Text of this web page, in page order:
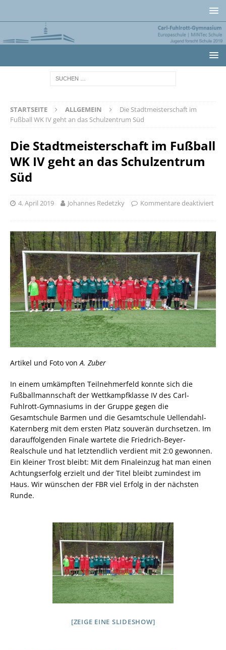
STARTSEITE ALLGEMEIN
Die Stadtmeisterschaft im
Fußball WK IV geht an das Schulzentrum Süd
Die Stadtmeisterschaft im Fußball
WK IV geht an das Schulzentrum
Süd
4. April 2019 Johannes Redetzky Kommentare deaktiviert
Artikel und Foto vonA. Zuber
In einem umkämpften Teilnehmerfeld konnte sich die
Fußballmannschaft der Wettkampfklasse IV des Carl-
Fuhlrott-Gymnasiums in der Gruppe gegen die
Gesamtschule Barmen und die Gesamtschule Uellendahl-
Katernberg mit dem ersten Platz souverän durchsetzen. Im
darauffolgenden Finale wartete die Friedrich-Beyer-
Realschule und hat letztendlich verdient mit 2:0 gewonnen.
Ein kleiner Trost bleibt: Mit dem Finaleinzug hat man einen
Achtungserfolg erzielt und der Titel bleibt zumindest im
Haus. Wir wünschen der FBR viel Erfolg in der nächsten
Runde.
[ZEIGE EINE SLIDESHOW]